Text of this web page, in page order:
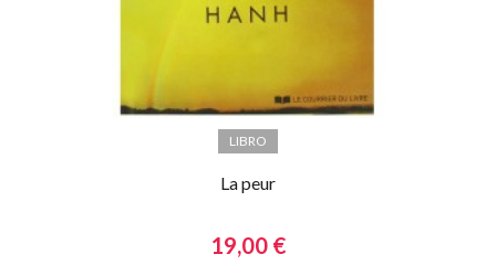
LIBRO
La peur
19,00 €